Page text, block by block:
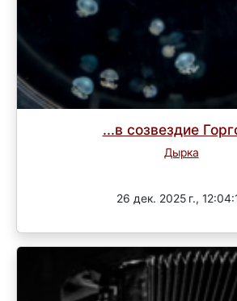
...в созвездие
Дырка
26 дек. 2025 г.,